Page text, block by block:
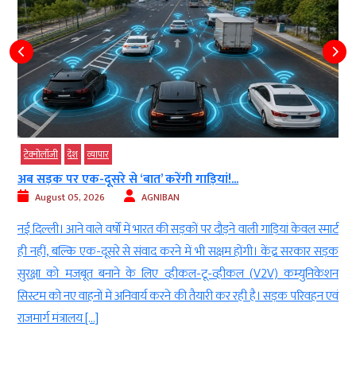
टेक्‍नोलॉजी देश व्‍यापार
अब सड़क पर एक-दूसरे से ‘बात’ करेंगी गाड़ियां!...
August 05, 2026 AGNIBAN
नई दिल्ली। आने वाले वर्षों में भारत की सड़कों पर दौड़ने वाली गाड़ियां केवल स्मार्ट
ही नहीं, बल्कि एक-दूसरे से संवाद करने में भी सक्षम होंगी। केंद्र सरकार सड़क
सुरक्षा को मजबूत बनाने के लिए व्हीकल-टू-व्हीकल (V2V) कम्युनिकेशन
सिस्टम को नए वाहनों में अनिवार्य करने की तैयारी कर रही है। सड़क परिवहन एवं
राजमार्ग मंत्रालय […]